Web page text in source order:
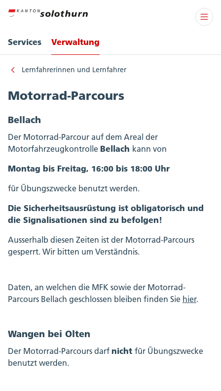
Services Verwaltung
Lernfahrerinnen und Lernfahrer
Motorrad-Parcours
Bellach
Der Motorrad-Parcour auf dem Areal der
Motorfahrzeugkontrolle Bellach kann von
Montag bis Freitag, 16:00 bis 18:00 Uhr
für Übungszwecke benutzt werden.
Die Sicherheitsausrüstung ist obligatorisch und
die Signalisationen sind zu befolgen!
Ausserhalb diesen Zeiten ist der Motorrad-Parcours
gesperrt. Wir bitten um Verständnis.
Daten, an welchen die MFK sowie der Motorrad-
Parcours Bellach geschlossen bleiben finden Sie hier.
Wangen bei Olten
Der Motorrad-Parcours darf nicht für Übungszwecke
benutzt werden.